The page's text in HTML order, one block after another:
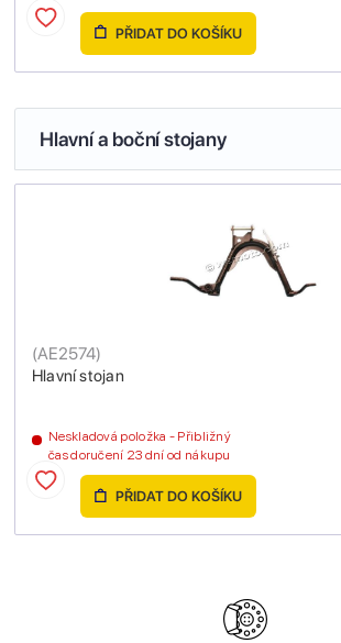
PŘIDAT DO KOŠÍKU
Hlavní a boční stojany
Hlavní stojan
(AE2574)
Neskladová položka - Přibližný
čas doručení 23 dní od nákupu
PŘIDAT DO KOŠÍKU